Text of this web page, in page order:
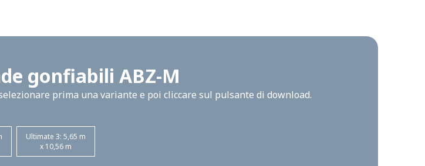
gonfiabili ABZ-M
prima una variante e poi cliccare sul pulsante di download.
Ultimate 3: 5,65 m
x 10,56 m